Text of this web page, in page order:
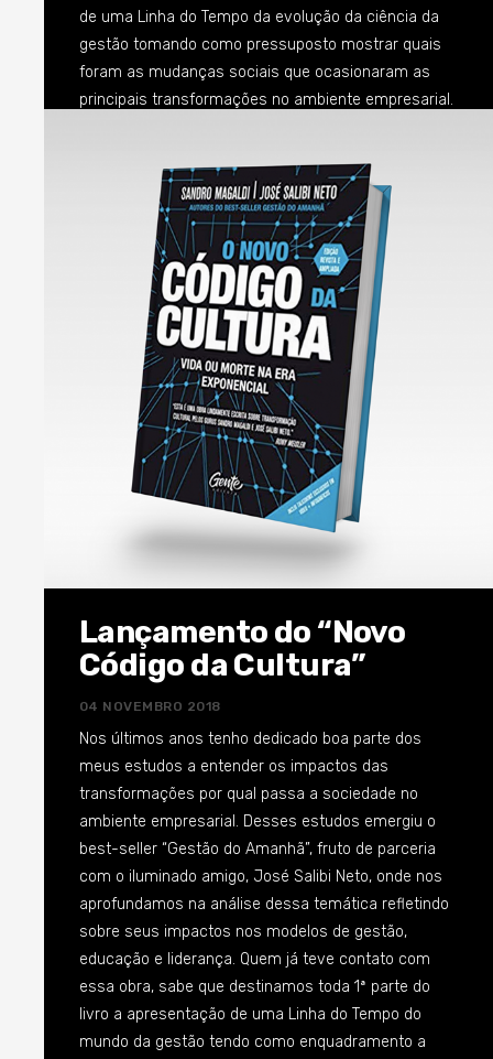
de uma Linha do Tempo da evolução da ciência da
gestão tomando como pressuposto mostrar quais
foram as mudanças sociais que ocasionaram as
principais transformações no ambiente empresarial.
atualidade já que a sociedade passa por um período
de transformação que guarda poucas referências
em toda a história da humanidade (o movimento dos
coletes-amarelos na França que está acontecendo
exatamente agora é um bom exemplo dessa tese).
Ao me aprofundar em meus estudos sobre gestão
nesse final de semana para um novo projeto que
estamos preparando, me deparei com o
pensamento de uma autora que anda meio sumida
do ambiente acadêmico (imagino as razões). Me
refiro a Shoshana Zuboff, professora da Harvard
Business School. Essa pensadora é de uma
sagacidade incrível e sempre se dedicou a trazer
uma visão profunda –nem sempre alinhada com o
um pensamento de Zuboff que está mais atual do
que nunca: “É no abismo que agora separa os
indivíduos e as organizações que estão os segredos
de uma nova ordem econômica com vasto potencial
para criação de riqueza e realização individual” Se
faz necessário refletirmos sobre os desafios da
evolução dos indivíduos e da sociedade de uma
forma plena e integrada. Não é mais exequível
mantermos uma reflexão segregada das
manifestações e anseios sociais daquelas
derivadas das empresas. O ser humano é uno,
desempenha diversos papéis distintos, porém todo
seu potencial deve ser envidado em todas as
frentes que atua de forma integrada e equilibrada,
indistintamente. Devemos refletir sobre a sociedade
de forma harmoniosa onde o contexto corporativo
Lançamento do “Novo
Código da Cultura”
04 NOVEMBRO 2018
Nos últimos anos tenho dedicado boa parte dos
meus estudos a entender os impactos das
transformações por qual passa a sociedade no
ambiente empresarial. Desses estudos emergiu o
best-seller “Gestão do Amanhã”, fruto de parceria
com o iluminado amigo, José Salibi Neto, onde nos
aprofundamos na análise dessa temática refletindo
sobre seus impactos nos modelos de gestão,
educação e liderança. Quem já teve contato com
essa obra, sabe que destinamos toda 1ª parte do
livro a apresentação de uma Linha do Tempo do
mundo da gestão tendo como enquadramento a